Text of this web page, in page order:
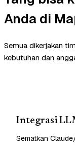
Anda di
Semua dikerjakan
kebutuhan dan
Integrasi
Sematkan